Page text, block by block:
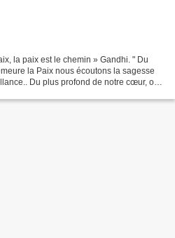
la paix est le chemin » Gandhi. " Du
la Paix nous écoutons la sagesse
Du plus profond de notre cœur, où